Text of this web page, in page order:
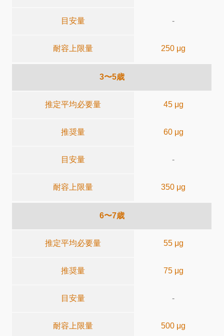
目安量 -
耐容上限量 250 μg
3〜5歳
推定平均必要量 45 μg
推奨量 60 μg
目安量 -
耐容上限量 350 μg
6〜7歳
推定平均必要量 55 μg
推奨量 75 μg
目安量 -
耐容上限量 500 μg